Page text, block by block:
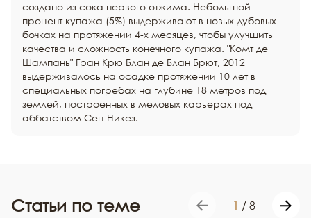
создано из сока первого отжима. Небольшой
процент купажа (5%) выдерживают в новых дубовых
бочках на протяжении 4-х месяцев, чтобы улучшить
качества и сложность конечного купажа. "Комт де
Шампань" Гран Крю Блан де Блан Брют, 2012
выдерживалось на осадке протяжении 10 лет в
специальных погребах на глубине 18 метров под
землей, построенных в меловых карьерах под
аббатством Сен-Никез.
Статьи по теме 1 / 8